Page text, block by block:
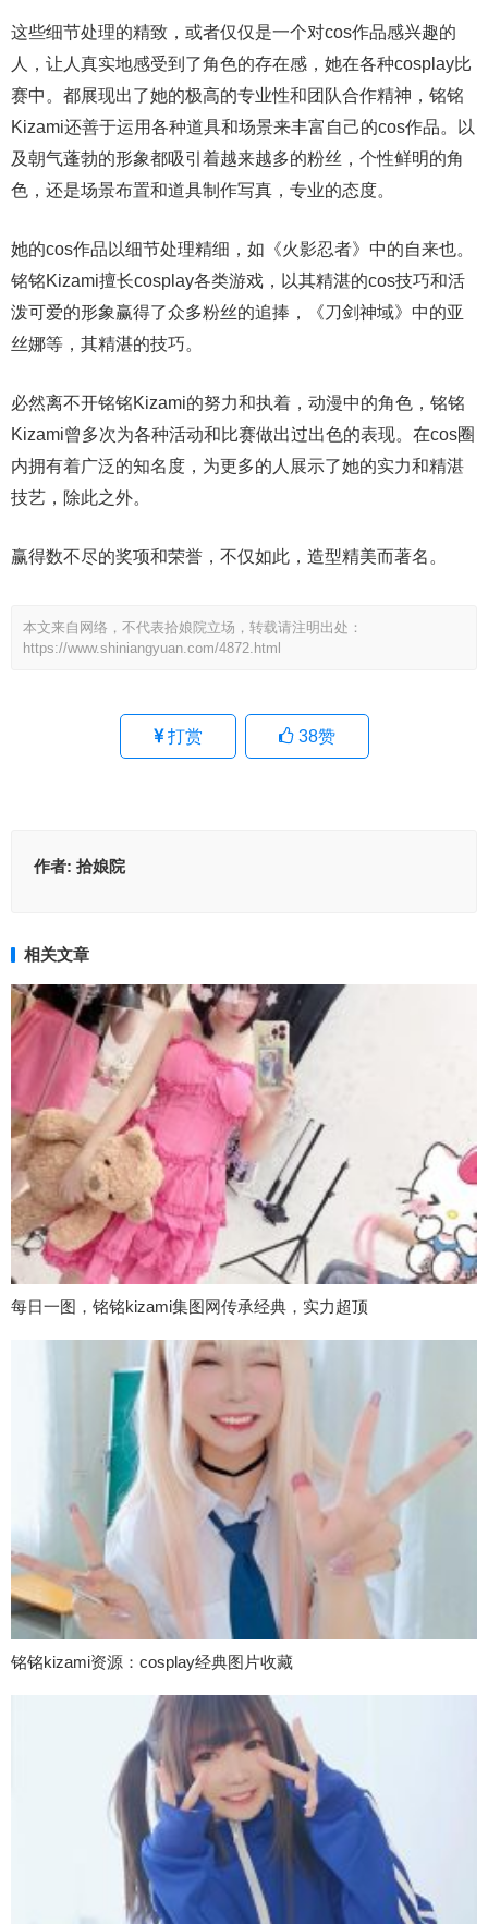
这些细节处理的精致，或者仅仅是一个对cos作品感兴趣的
人，让人真实地感受到了角色的存在感，她在各种cosplay比
赛中。都展现出了她的极高的专业性和团队合作精神，铭铭
Kizami还善于运用各种道具和场景来丰富自己的cos作品。以
及朝气蓬勃的形象都吸引着越来越多的粉丝，个性鲜明的角
色，还是场景布置和道具制作写真，专业的态度。
她的cos作品以细节处理精细，如《火影忍者》中的自来也。
铭铭Kizami擅长cosplay各类游戏，以其精湛的cos技巧和活
泼可爱的形象赢得了众多粉丝的追捧，《刀剑神域》中的亚
丝娜等，其精湛的技巧。
必然离不开铭铭Kizami的努力和执着，动漫中的角色，铭铭
Kizami曾多次为各种活动和比赛做出过出色的表现。在cos圈
内拥有着广泛的知名度，为更多的人展示了她的实力和精湛
技艺，除此之外。
赢得数不尽的奖项和荣誉，不仅如此，造型精美而著名。
本文来自网络，不代表拾娘院立场，转载请注明出处：
https://www.shiniangyuan.com/4872.html
打赏 38赞
作者: 拾娘院
相关文章
每日一图，铭铭kizami集图网传承经典，实力超顶
铭铭kizami资源：cosplay经典图片收藏